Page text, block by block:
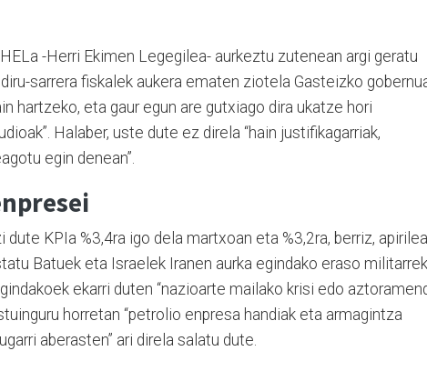
-Herri Ekimen Legegilea- aurkeztu zutenean argi geratu
sarrera fiskalek aukera ematen ziotela Gasteizko
hartzeko, eta gaur egun are gutxiago dira ukatze hori
Halaber, uste dute ez direla “hain justifikagarriak,
egin denean”.
KPIa %3,4ra igo dela martxoan eta %3,2ra, berriz,
Batuek eta Israelek Iranen aurka egindako eraso
ekarri duten “nazioarte mailako krisi edo
horretan “petrolio enpresa handiak eta armagintza
aberasten” ari direla salatu dute.